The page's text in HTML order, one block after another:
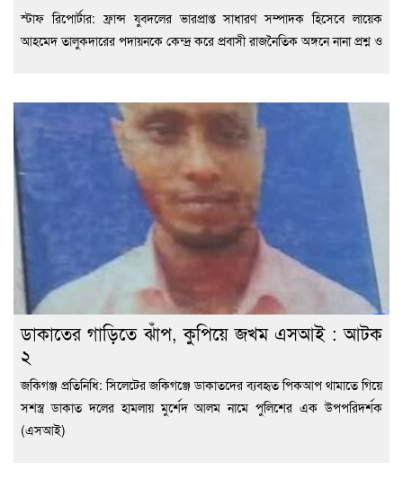
স্টাফ রিপোর্টার: ফ্রান্স যুবদলের ভারপ্রাপ্ত সাধারণ সম্পাদক হিসেবে লায়েক
আহমেদ তালুকদারের পদায়নকে কেন্দ্র করে প্রবাসী রাজনৈতিক অঙ্গনে নানা প্রশ্ন ও
ডাকাতের গাড়িতে ঝাঁপ, কুপিয়ে জখম এসআই : আটক
২
জকিগঞ্জ প্রতিনিধি: সিলেটের জকিগঞ্জে ডাকাতদের ব্যবহৃত পিকআপ থামাতে গিয়ে
সশস্ত্র ডাকাত দলের হামলায় মুর্শেদ আলম নামে পুলিশের এক উপপরিদর্শক
(এসআই)